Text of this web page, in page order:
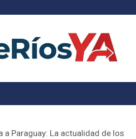
Ríos
ahora
a Paraguay: La actualidad de los